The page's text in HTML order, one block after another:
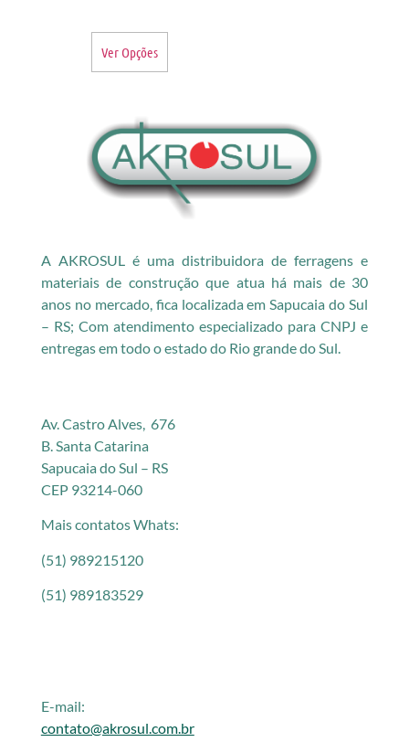
Ver Opções
A AKROSUL é uma distribuidora de ferragens e
materiais de construção que atua há mais de 30
anos no mercado, fica localizada em Sapucaia do Sul
– RS; Com atendimento especializado para CNPJ e
entregas em todo o estado do Rio grande do Sul.
Av. Castro Alves, 676
B. Santa Catarina
Sapucaia do Sul – RS
CEP 93214-060
Mais contatos Whats:
(51) 989215120
(51) 989183529
E-mail:
contato@akrosul.com.br